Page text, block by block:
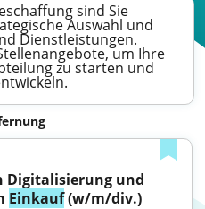
sind Sie
Auswahl und
Dienstleistungen.
um Ihre
zu starten und
Digitalisierung und
Einkauf (w/m/div.)